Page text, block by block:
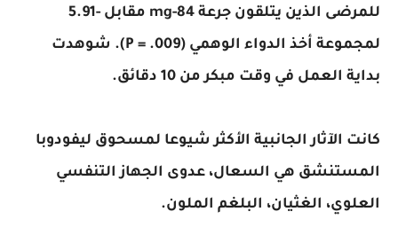
للمرضى الذين يتلقون جرعة 84-mg مقابل -5.91
لمجموعة أخذ الدواء الوهمي (P = .009). شوهدت
بداية العمل في وقت مبكر من 10 دقائق.
كانت الآثار الجانبية الأكثر شيوعا لمسحوق ليفودوبا
المستنشق هي السعال، عدوى الجهاز التنفسي
العلوي، الغثيان، البلغم الملون.